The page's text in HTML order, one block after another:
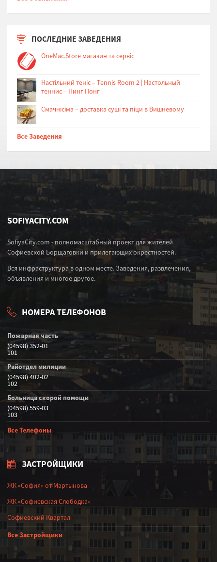
ПОСЛЕДНИЕ ЗАВЕДЕНИЯ
OneMac.Store магазин та сервіс
Настільний теніс – Tennis Room 2 | Настольный
теннис – Пинг Понг
Cмачнісіма – доставка суші та піци в Вишневому
Все Заведения
SOFIYACITY.COM
SofiyaCity.com - полномасштабный проект для жителей
Софиевской Борщаговки и прилегающих окрестностей.
Вся инфраструктура в одном месте. Заведения, развлечения,
объявления и многое другое.
НОМЕРА ТЕЛЕФОНОВ
Пожарная часть
(04598) 352-01
101
Райотдел милиции
(04598) 402-02
102
Больница скорой помощи
(04598) 559-03
103
Все Телефоны
ЗАСТРОЙЩИКИ
ЖК «София» от Мартынова
ЖК «Софиевская Слободка»
Софиевский Квартал
Все Застройщики